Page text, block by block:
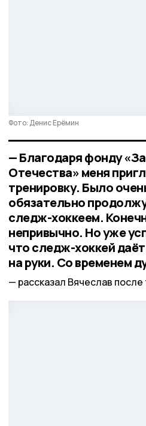
Фото: Денис Ерёмин
— Благодаря фонду
Отечества» меня
тренировку. Было
обязательно
следж-хоккеем.
непривычно. Но уже
что следж-хоккей
на руки. Со временем
рассказал Вячеслав после